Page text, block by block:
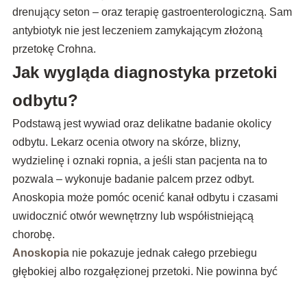
drenujący seton – oraz terapię gastroenterologiczną. Sam
antybiotyk nie jest leczeniem zamykającym złożoną
przetokę Crohna.
Jak wygląda diagnostyka przetoki
odbytu?
Podstawą jest wywiad oraz delikatne badanie okolicy
odbytu. Lekarz ocenia otwory na skórze, blizny,
wydzielinę i oznaki ropnia, a jeśli stan pacjenta na to
pozwala – wykonuje badanie palcem przez odbyt.
Anoskopia może pomóc ocenić kanał odbytu i czasami
uwidocznić otwór wewnętrzny lub współistniejącą
chorobę.
Anoskopianie pokazuje jednak całego przebiegu
głębokiej albo rozgałęzionej przetoki. Nie powinna być